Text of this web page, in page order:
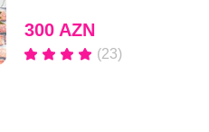
300 AZN
(23)